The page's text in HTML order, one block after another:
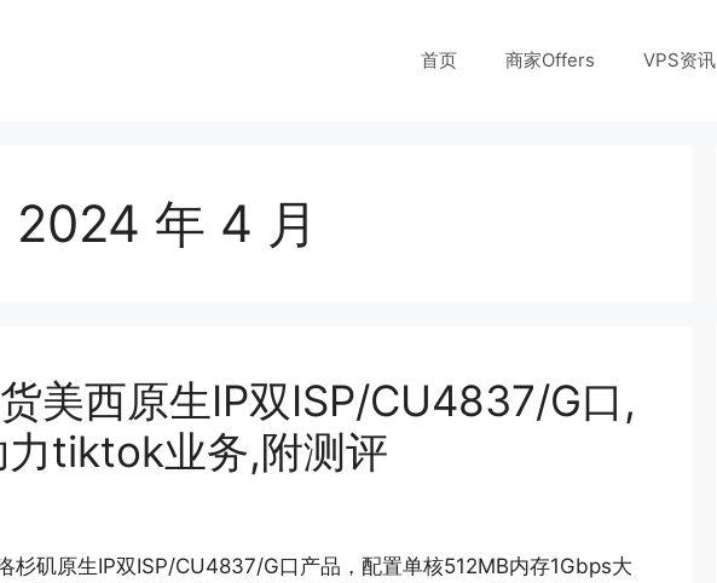
首页 商家Offers VPS资讯
2024 年 4 月
美西原生IP双ISP/CU4837/G口,
tiktok业务,附测评
杉矶原生IP双ISP/CU4837/G口产品，配置单核512MB内存1Gbps大